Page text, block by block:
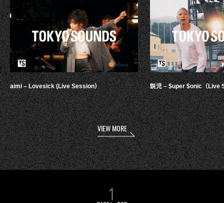
aimi – Lovesick (Live Session） 鋭児 – $uper $onic（Live
VIEW MORE